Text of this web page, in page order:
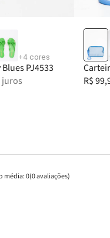
+4 cores
PJ4533
juros R$99,
média: 0(0 avaliações)